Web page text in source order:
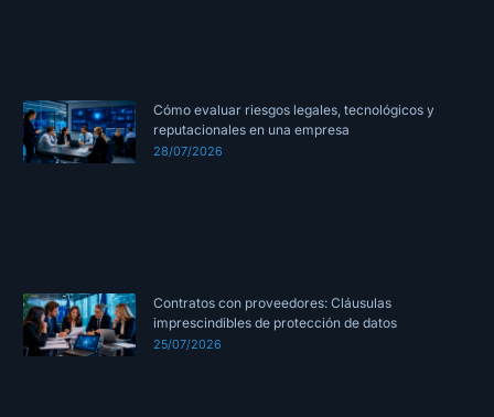
Cómo evaluar riesgos legales, tecnológicos y
reputacionales en una empresa
28/07/2026
Contratos con proveedores: Cláusulas
imprescindibles de protección de datos
25/07/2026